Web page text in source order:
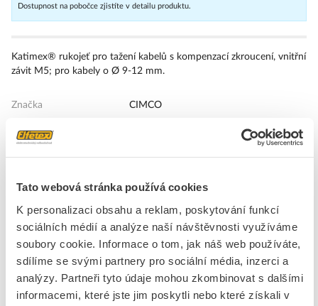
Tato webová stránka používá cookies
K personalizaci obsahu a reklam, poskytování funkcí
sociálních médií a analýze naší návštěvnosti využíváme
soubory cookie. Informace o tom, jak náš web používáte,
sdílíme se svými partnery pro sociální média, inzerci a
analýzy. Partneři tyto údaje mohou zkombinovat s dalšími
informacemi, které jste jim poskytli nebo které získali v
Dostupnost na pobočce zjistíte v detailu produktu.
Katimex® rukojeť pro tažení kabelů s kompenzací zkroucení, vnitřní
závit M5; pro kabely o Ø 9-12 mm.
Značka CIMCO
Kabelové zatahovací punčochy
Materiál
Ocel
Pro kabely o průměru od
9 - 12 mm
Otočná hlava
Ne
Typ hlavy
úhlové